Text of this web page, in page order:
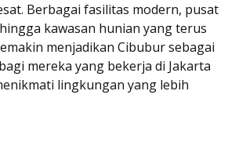
Berbagai fasilitas modern, pusat
kawasan hunian yang terus
menjadikan Cibubur sebagai
mereka yang bekerja di Jakarta
lingkungan yang lebih